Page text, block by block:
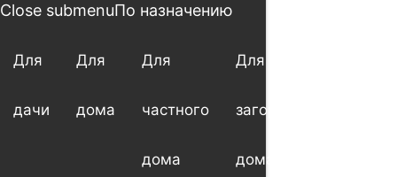
Close submenuПо назначению
Для
дачи
Для
дома
Для
частного
дома
Для
загородного
дома